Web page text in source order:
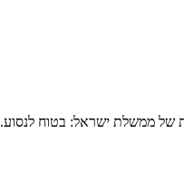
של ממשלת ישראל: בטוח לנסוע.